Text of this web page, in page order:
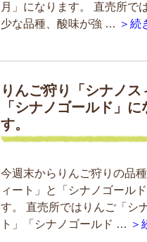
月」になります。 直売所で
少な品種、酸味が強 … ＞続
りんご狩り「シナノス
「シナノゴールド」に
す。
今週末からりんご狩りの品
ィート」と「シナノゴール
す。 直売所ではりんご「シ
ト」「シナノゴールド … ＞